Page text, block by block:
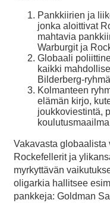
Pankkiirien ja
jonka aloittivat
mahtavia
Warburgit ja
Globaali
kaikki
Bilderberg-
Kolmanteen
elämän kirjo,
joukkoviestintä,
Vakavasta globaalista
Rockefellerit ja
myrkyttävän
oligarkia hallitsee
pankkeja: Goldman